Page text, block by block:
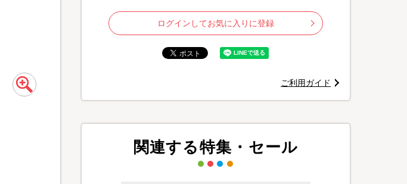
ログインしてお気に入りに登録
ご利用ガイド
関連する特集・セール